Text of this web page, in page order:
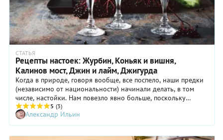
СТАТЬЯ
Рецепты настоек: Журбин, Коньяк и вишня,
Калинов мост, Джин и лайм, Джигурда
Когда в природе, говоря вообще, все поспело, наши предки
(независимо от национальности) начинали делать, в том
числе, настойки. Нам повезло явно больше, поскольку
продукт, готовый к настаиванию, имеется в изобилии на
каждом углу. Водка, джин, коньяк или какой бренди
подешевле – для всего найдется фрукт, овощ, ягода.
5 (3)
Александр Ильин